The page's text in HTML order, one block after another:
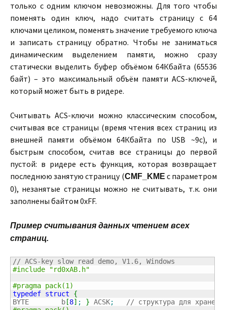
только с одним ключом невозможны. Для того чтобы
поменять один ключ, надо считать страницу с 64
ключами целиком, поменять значение требуемого ключа
и записать страницу обратно. Чтобы не заниматься
динамическим выделением памяти, можно сразу
статически выделить буфер объёмом 64Кбайта (65536
байт) – это максимальный объём памяти ACS-ключей,
который может быть в ридере.
Считывать ACS-ключи можно классическим способом,
считывая все страницы (время чтения всех страниц из
внешней памяти объёмом 64Кбайта по USB ~9с), и
быстрым способом, считав все страницы до первой
пустой: в ридере есть функция, которая возвращает
последнюю занятую страницу (CMF_KME с параметром
0), незанятые страницы можно не считывать, т.к. они
заполнены байтом 0xFF.
Пример считывания данных чтением всех
страниц.
// ACS-key slow read demo, V1.6, Windows
#include "rd0xAB.h"
#pragma pack(1)
typedef struct
{
BYTE        b [8] ; } ACSK;
// структура для